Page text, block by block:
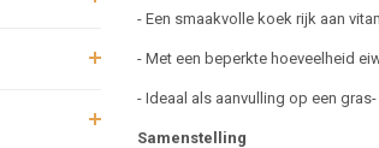
- Een smaakvolle koek rijk aan
- Met een beperkte hoeveelheid
- Ideaal als aanvulling op een
Samenstelling